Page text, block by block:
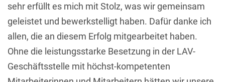
sehr erfüllt es mich mit Stolz, was wir gemeinsam
geleistet und bewerkstelligt haben. Dafür danke ich
allen, die an diesem Erfolg mitgearbeitet haben.
Ohne die leistungsstarke Besetzung in der LAV-
Geschäftsstelle mit höchst-kompetenten